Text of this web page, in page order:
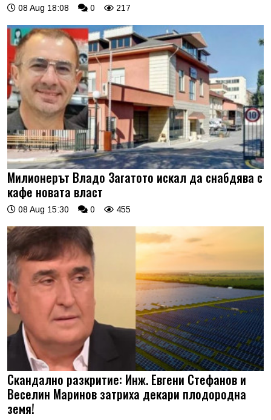
08 Aug 18:08 0 217
Милионерът Владо Загатото искал да снабдява с
кафе новата власт
08 Aug 15:30 0 455
Скандално разкритие: Инж. Евгени Стефанов и
Веселин Маринов затриха декари плодородна
земя!